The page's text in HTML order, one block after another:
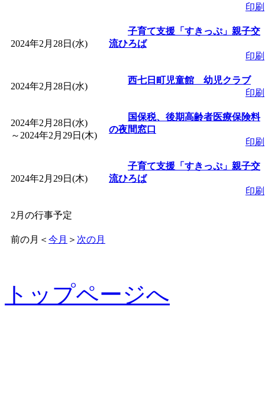
印刷
2024年2月28日(水)
子育て支援「すきっぷ」親子交
流ひろば
印刷
2024年2月28日(水)
西七日町児童館 幼児クラブ
印刷
2024年2月28日(水)
～ 2024年2月29日(木)
国保税、後期高齢者医療保険料
の夜間窓口
印刷
2024年2月29日(木)
子育て支援「すきっぷ」親子交
流ひろば
印刷
2月の行事予定
前の月 ＜ 今月 ＞ 次の月
トップページへ